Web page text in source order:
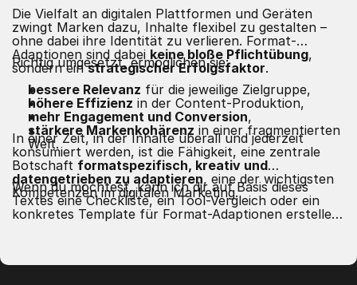
Die Vielfalt an digitalen Plattformen und Geräten
zwingt Marken dazu, Inhalte flexibel zu gestalten –
ohne dabei ihre Identität zu verlieren. Format-
Adaptionen sind dabei keine bloße Pflichtübung,
sondern einstrategischer Erfolgsfaktor.
Richtig umgesetzt, ermöglichen sie:
bessere Relevanz für die jeweilige Zielgruppe,
höhere Effizienz in der Content-Produktion,
mehr Engagement und Conversion,
stärkere Markenkohärenz in einer fragmentierten
Welt.
In einer Zeit, in der Inhalte überall und jederzeit
konsumiert werden, ist die Fähigkeit, eine zentrale
Botschaft formatspezifisch, kreativ und
datengetrieben zu adaptieren, eine der wichtigsten
Kompetenzen im digitalen Marketing.
Wenn du möchtest, kann ich dir auf Basis dieses
Textes eine Checkliste, ein Tool-Vergleich oder ein
konkretes Template für Format-Adaptionen erstellen.